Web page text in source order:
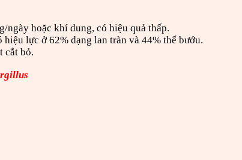
hoặc khí dung, có hiệu quả thấp.
lực ở 62% dạng lan tràn và 44% thể bướu.
cắt bỏ.